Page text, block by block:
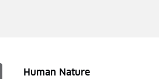
Human Nature